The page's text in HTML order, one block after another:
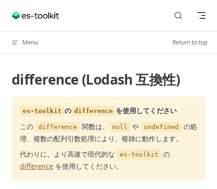
Skip to content
Menu Return to top
difference (Lodash 互換性)
es-toolkit の difference を使用してください
この
difference 関数は、 null や undefined
の処
理、複数の配列引数処理により、複雑に動作します。
代わりに、より高速で現代的な
es-toolkit
の
difference を使用してください。